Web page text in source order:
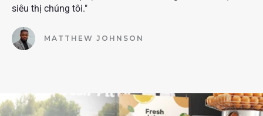
siêu thị chúng tôi."
MATTHEW JOHNSON